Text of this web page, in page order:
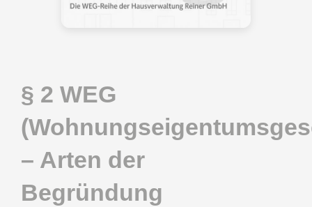
§ 2 WEG
– Arten der
Begründung